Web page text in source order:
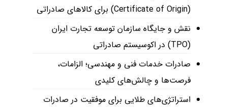
(Certificate of Origin) برای کالاهای صادراتی
نقش و جایگاه سازمان توسعه تجارت ایران
(TPO) در اکوسیستم صادراتی
صادرات خدمات فنی و مهندسی؛ الزامات،
فرصت‌ها و چالش‌های کلیدی
استراتژی‌های طلایی برای موفقیت در صادرات